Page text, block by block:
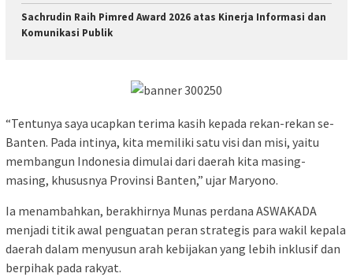
Sachrudin Raih Pimred Award 2026 atas Kinerja Informasi dan
Komunikasi Publik
“Tentunya saya ucapkan terima kasih kepada rekan-rekan se-
Banten. Pada intinya, kita memiliki satu visi dan misi, yaitu
membangun Indonesia dimulai dari daerah kita masing-
masing, khususnya Provinsi Banten,” ujar Maryono.
Ia menambahkan, berakhirnya Munas perdana ASWAKADA
menjadi titik awal penguatan peran strategis para wakil kepala
daerah dalam menyusun arah kebijakan yang lebih inklusif dan
berpihak pada rakyat.